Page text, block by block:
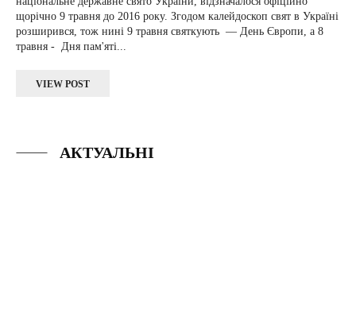
щорічно 9 травня до 2016 року. Згодом калейдоскоп свят в Україні
розширився, тож нині 9 травня святкують — День Європи, а 8
травня - Дня пам'яті...
VIEW POST
АКТУАЛЬНІ